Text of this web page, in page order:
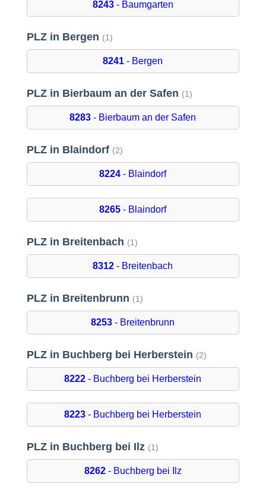
8243- Baumgarten
PLZ in Bergen (1)
8241 - Bergen
PLZ in Bierbaum an der Safen (1)
8283 - Bierbaum an der Safen
PLZ in Blaindorf (2)
8224 - Blaindorf
8265 - Blaindorf
PLZ in Breitenbach (1)
8312 - Breitenbach
PLZ in Breitenbrunn (1)
8253 - Breitenbrunn
PLZ in Buchberg bei Herberstein (2)
8222 - Buchberg bei Herberstein
8223 - Buchberg bei Herberstein
PLZ in Buchberg bei Ilz (1)
8262- Buchberg bei Ilz